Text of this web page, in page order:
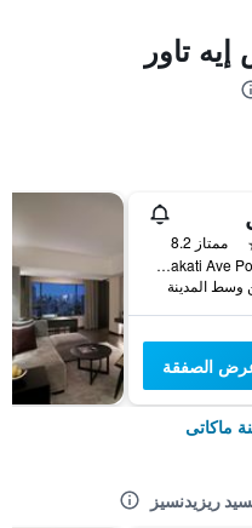
تاور
ممتاز 8.2
7862 Makati Ave Poblacion, مدينة ماكاتى, الفلبين
الصفقة
ماكاتى
ريزيدنسيز